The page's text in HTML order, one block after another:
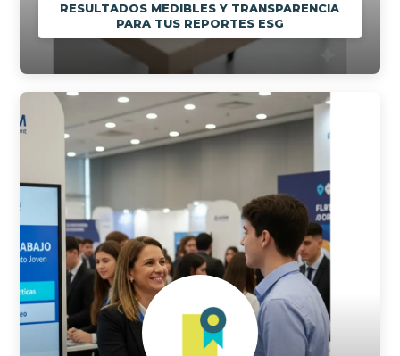
RESULTADOS MEDIBLES Y TRANSPARENCIA
PARA TUS REPORTES ESG